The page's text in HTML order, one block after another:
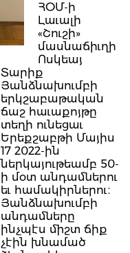
ՀՕՄ-ի
Լաւալի
«Շուշի»
մասնաճիւղի
Ոսկեայ
Տարիք
Յանձնախումբի
երկշաբաթական
ճաշ հաւաքոյթը
տեղի ունեցաւ
Երեքշաբթի Մայիս
17 2022-ին
ներկայութեամբ 50-
ի մօտ անդամներու
եւ համակիրներու։
Յանձնախումբի
անդամները
ինչպէս միշտ ճիք
չէին խնամած